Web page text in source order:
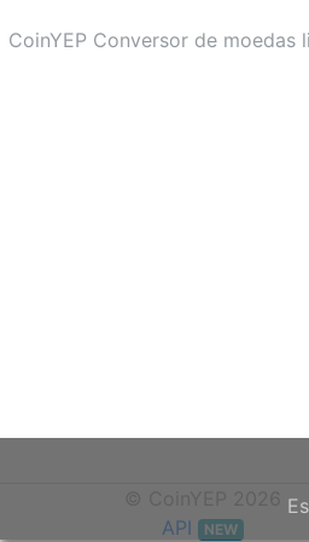
CoinYEP Conversor de
API NEW